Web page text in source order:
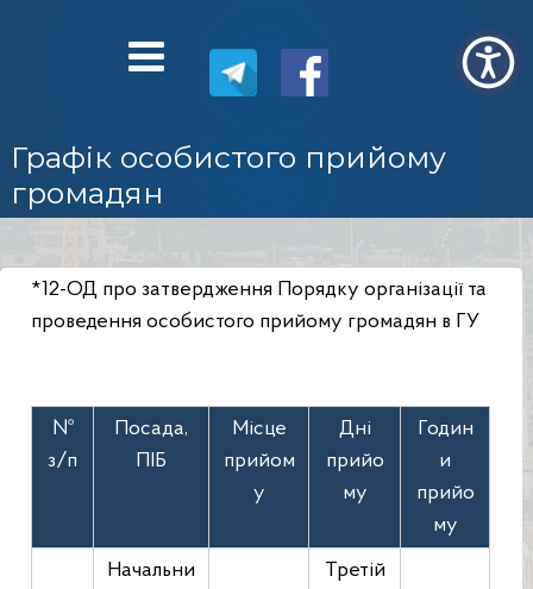
Графік особистого прийому
громадян
*12-ОД про затвердження Порядку організації та
проведення особистого прийому громадян в ГУ
№
з/п
Посада,
ПІБ
Місце
прийом
у
Дні
прийо
му
Годин
и
прийо
му
Начальни
Третій